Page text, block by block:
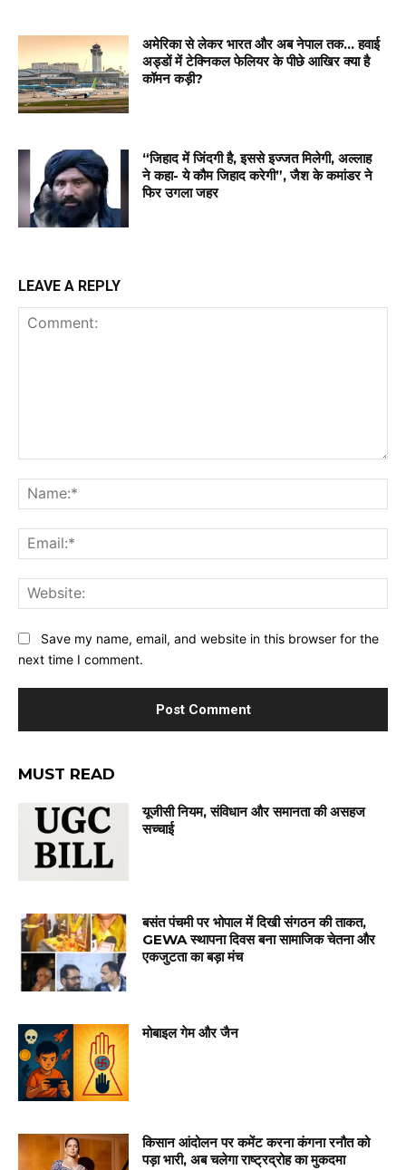
अमेरिका से लेकर भारत और अब नेपाल तक… हवाई
अड्डों में टेक्निकल फेलियर के पीछे आखिर क्या है
कॉमन कड़ी?
“जिहाद में जिंदगी है, इससे इज्जत मिलेगी, अल्लाह
ने कहा- ये कौम जिहाद करेगी”, जैश के कमांडर ने
फिर उगला जहर
LEAVE A REPLY
Save my name, email, and website in this browser for the
next time I comment.
MUST READ
यूजीसी नियम, संविधान और समानता की असहज
सच्चाई
बसंत पंचमी पर भोपाल में दिखी संगठन की ताकत,
GEWA स्थापना दिवस बना सामाजिक चेतना और
एकजुटता का बड़ा मंच
मोबाइल गेम और जैन
किसान आंदोलन पर कमेंट करना कंगना रनौत को
पड़ा भारी, अब चलेगा राष्ट्रद्रोह का मुकदमा